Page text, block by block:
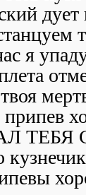
дует
я
ТЕБЯ